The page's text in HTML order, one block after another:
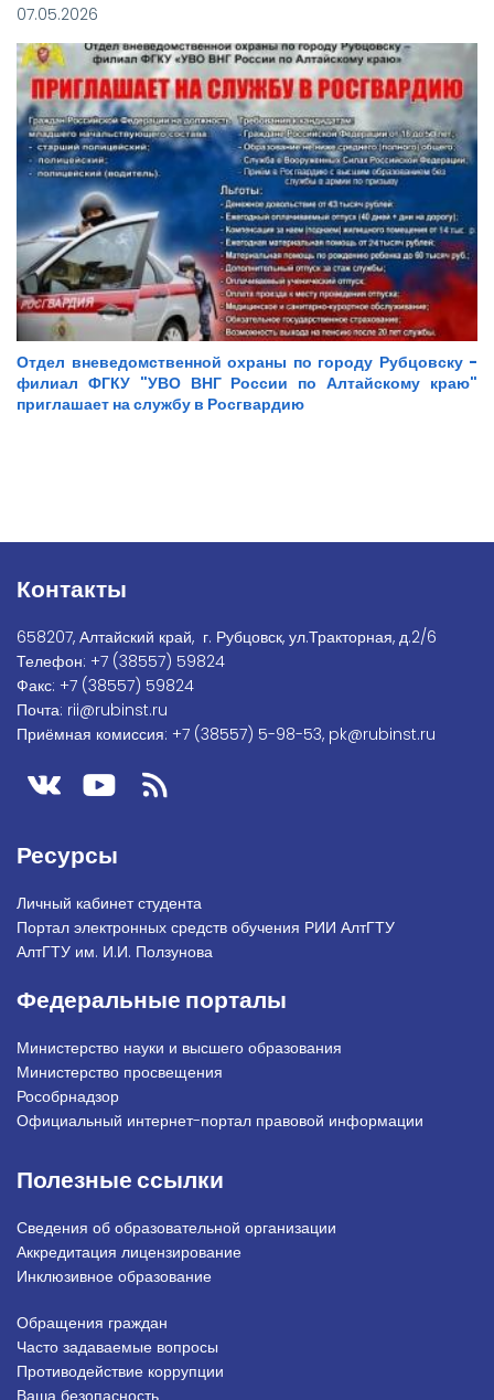
07.05.2026
Отдел вневедомственной охраны по городу Рубцовску -
филиал ФГКУ "УВО ВНГ России по Алтайскому краю"
приглашает на службу в Росгвардию
Контакты
658207, Алтайский край, г. Рубцовск, ул.Тракторная, д.2/6
Телефон: +7 (38557) 59824
Факс: +7 (38557) 59824
Почта: rii@rubinst.ru
Приёмная комиссия: +7 (38557) 5-98-53, pk@rubinst.ru
Ресурсы
Личный кабинет студента
Портал электронных средств обучения РИИ АлтГТУ
АлтГТУ им. И.И. Ползунова
Федеральные порталы
Министерство науки и высшего образования
Министерство просвещения
Рособрнадзор
Официальный интернет-портал правовой информации
Полезные ссылки
Сведения об образовательной организации
Аккредитация лицензирование
Инклюзивное образование
Подвал_право
Обращения граждан
Часто задаваемые вопросы
Противодействие коррупции
Ваша безопасность